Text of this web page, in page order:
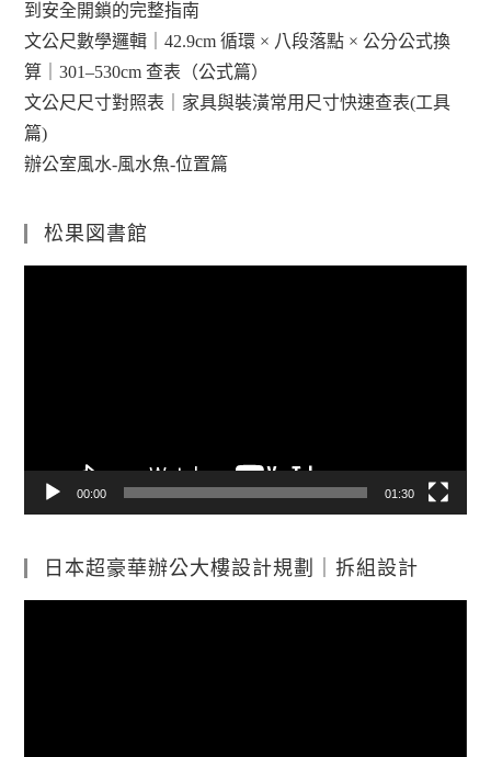
到安全開鎖的完整指南
文公尺數學邏輯｜42.9cm 循環 × 八段落點 × 公分公式換
算｜301–530cm 查表（公式篇）
文公尺尺寸對照表｜家具與裝潢常用尺寸快速查表(工具
篇)
辦公室風水-風水魚-位置篇
松果図書館
00:00 01:30
日本超豪華辦公大樓設計規劃｜拆組設計